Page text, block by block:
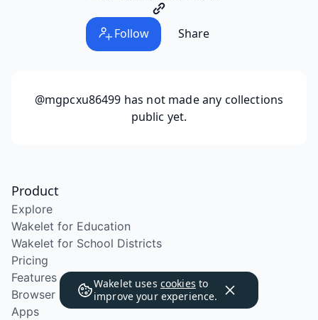
Follow Share
@mgpcxu86499 has not made any collections
public yet.
Wakelet uses cookies to
improve your experience.
Product
Explore
Wakelet for Education
Wakelet for School Districts
Pricing
Features
Browser Extension
Apps